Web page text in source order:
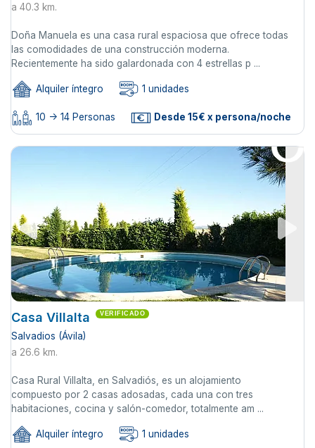
a 40.3 km.
Doña Manuela es una casa rural espaciosa que ofrece todas
las comodidades de una construcción moderna.
Recientemente ha sido galardonada con 4 estrellas p ...
Alquiler íntegro 1 unidades
10 -> 14 Personas Desde 15€ x persona/noche
Casa Villalta VERIFICADO
Salvadios (Ávila)
a 26.6 km.
Casa Rural Villalta, en Salvadiós, es un alojamiento
compuesto por 2 casas adosadas, cada una con tres
habitaciones, cocina y salón-comedor, totalmente am ...
Alquiler íntegro 1 unidades